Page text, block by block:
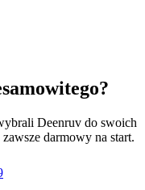
Deenruv do swoich
darmowy na start.